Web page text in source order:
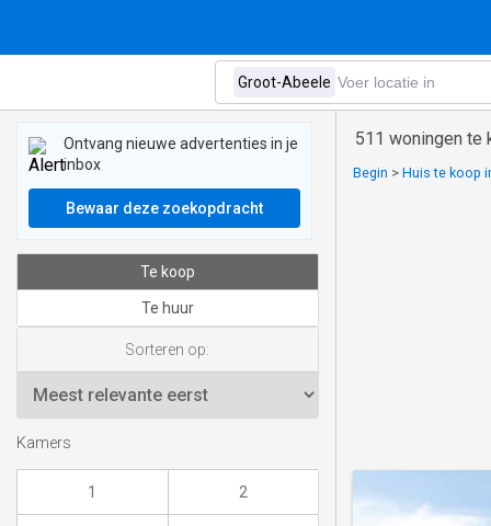
511 woningen te
Begin > Huis te koop
Ontvang nieuwe advertenties in je
inbox
Bewaar deze zoekopdracht
Te koop
Te huur
Sorteren op:
Kamers
1 2